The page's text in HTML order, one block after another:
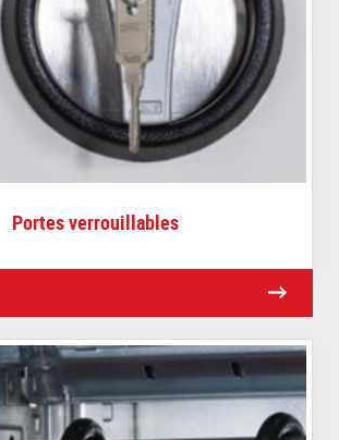
Portes verrouillables